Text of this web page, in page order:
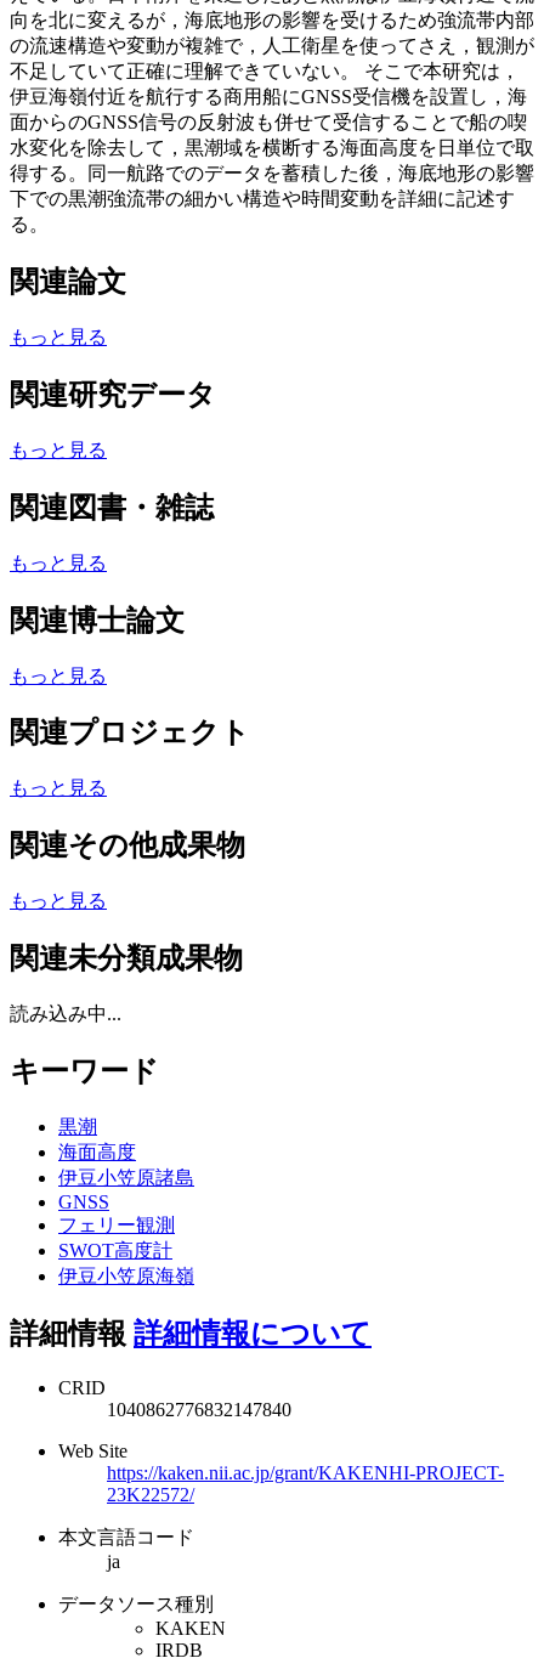
向を北に変えるが，海底地形の影響を受けるため強流帯内部
の流速構造や変動が複雑で，人工衛星を使ってさえ，観測が
不足していて正確に理解できていない。 そこで本研究は，
伊豆海嶺付近を航行する商用船にGNSS受信機を設置し，海
面からのGNSS信号の反射波も併せて受信することで船の喫
水変化を除去して，黒潮域を横断する海面高度を日単位で取
得する。同一航路でのデータを蓄積した後，海底地形の影響
下での黒潮強流帯の細かい構造や時間変動を詳細に記述す
る。
関連論文
もっと見る
関連研究データ
もっと見る
関連図書・雑誌
もっと見る
関連博士論文
もっと見る
関連プロジェクト
もっと見る
関連その他成果物
もっと見る
関連未分類成果物
読み込み中...
キーワード
黒潮
海面高度
伊豆小笠原諸島
GNSS
フェリー観測
SWOT高度計
伊豆小笠原海嶺
詳細情報 詳細情報について
CRID
1040862776832147840
Web Site
https://kaken.nii.ac.jp/grant/KAKENHI-PROJECT-
23K22572/
本文言語コード
ja
データソース種別
KAKEN
IRDB